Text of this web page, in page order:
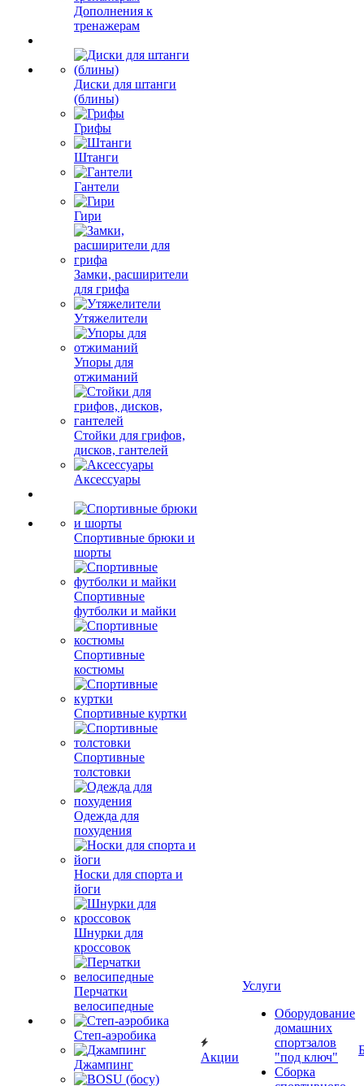
Дополнения к
тренажерам
Диски для штанги
(блины)
Грифы
Штанги
Гантели
Гири
Замки, расширители
для грифа
Утяжелители
Упоры для
отжиманий
Стойки для грифов,
дисков, гантелей
Аксессуары
Спортивные брюки и
шорты
Спортивные
футболки и майки
Спортивные
костюмы
Спортивные куртки
Спортивные
толстовки
Одежда для
похудения
Носки для спорта и
йоги
Шнурки для
кроссовок
Перчатки
велосипедные
Степ-аэробика
Джампинг
Акции
Услуги
Оборудование
домашних
спортзалов
"под ключ"
Сборка